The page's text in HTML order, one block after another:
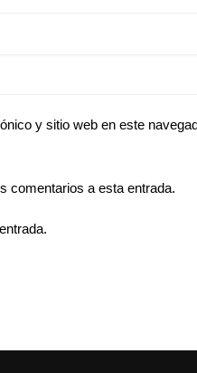
y sitio web en este
comentarios a esta entrada.